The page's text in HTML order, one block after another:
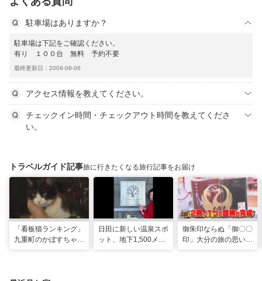
駐車場はありますか？
駐車場は下記をご確認ください。
有り １００台 無料 予約不要
最終更新日：2009-08-06
アクセス情報を教えてください。
チェックイン時間・チェックアウト時間を教えてくださ
い。
トラベルガイド記事旅に行きたくなる旅行記事をお届け
「看板猫ランキング」
九重町のかぼすちゃ
日田に新しい温泉スポ
ット、地下1,500メー
御朱印ならぬ「御〇〇
印」大分の旅の思い出